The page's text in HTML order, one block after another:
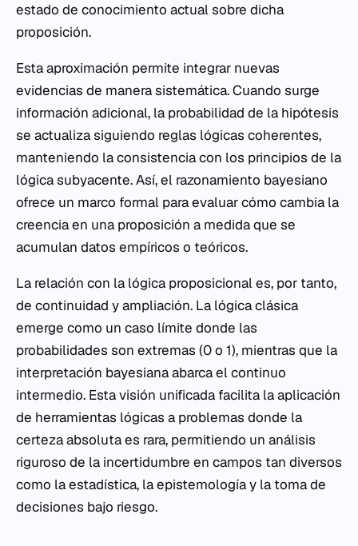
estado de conocimiento actual sobre dicha
proposición.
Esta aproximación permite integrar nuevas
evidencias de manera sistemática. Cuando surge
información adicional, la probabilidad de la hipótesis
se actualiza siguiendo reglas lógicas coherentes,
manteniendo la consistencia con los principios de la
lógica subyacente. Así, el razonamiento bayesiano
ofrece un marco formal para evaluar cómo cambia la
creencia en una proposición a medida que se
acumulan datos empíricos o teóricos.
La relación con la lógica proposicional es, por tanto,
de continuidad y ampliación. La lógica clásica
emerge como un caso límite donde las
probabilidades son extremas (0 o 1), mientras que la
interpretación bayesiana abarca el continuo
intermedio. Esta visión unificada facilita la aplicación
de herramientas lógicas a problemas donde la
certeza absoluta es rara, permitiendo un análisis
riguroso de la incertidumbre en campos tan diversos
como la estadística, la epistemología y la toma de
decisiones bajo riesgo.